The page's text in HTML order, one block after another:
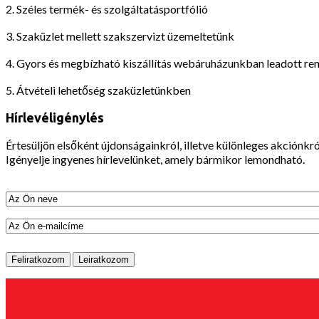
2. Széles termék- és szolgáltatásportfólió
3. Szaküzlet mellett szakszervizt üzemeltetünk
4. Gyors és megbízható kiszállítás webáruházunkban leadott
5. Átvételi lehetőség szaküzletünkben
Hírlevéligénylés
Értesüljön elsőként újdonságainkról, illetve különleges
Igényelje ingyenes hírlevelünket, amely bármikor lemondható.